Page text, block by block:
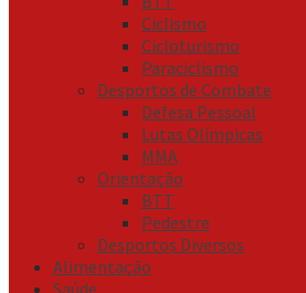
Ciclismo
Cicloturismo
Paraciclismo
Desportos de Combate
Defesa Pessoal
Lutas Olímpicas
MMA
Orientação
BTT
Pedestre
Desportos Diversos
Alimentação
Saúde